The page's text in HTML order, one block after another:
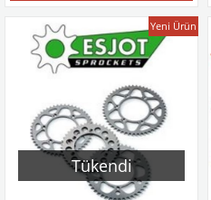
Tükendi
Yeni Ürün